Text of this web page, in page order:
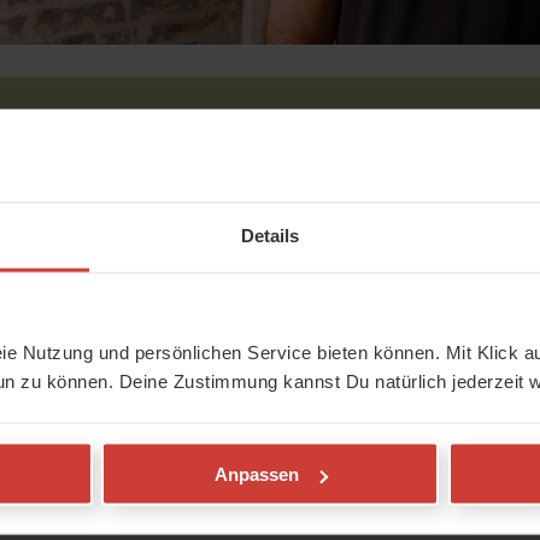
Details
Nutzung und persönlichen Service bieten können. Mit Klick
zu können. Deine Zustimmung kannst Du natürlich jederzeit
Anpassen
7t-RegPlugin
7 Tage kostenlos &
- keine Kündigung
E-Mail ein, wähle ein